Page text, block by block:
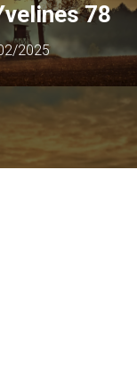
78
2025